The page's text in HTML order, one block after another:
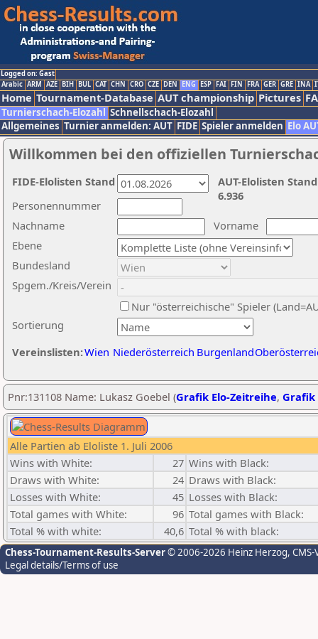
Logged on: Gast
Arabic ARM AZE BIH BUL CAT CHN CRO CZE DEN ENG ESP FAI FIN FRA GER GRE INA
Home Tournament-Database AUT championship Pictures
Turnierschach-Elozahl Schnellschach-Elozahl
Allgemeines Turnier anmelden: AUT FIDE Spieler anmelden Elo
Willkommen bei den offiziellen
Nachname
Vorname
Ebene
Sortierung
Personennummer
Bundesland
Spgem./Kreis/Verein
Nur "österreichische" Spieler
Vereinslisten:Wien Niederösterreich Burgenland
AUT-Elolisten
6.936
FIDE-Elolisten Stand
Pnr:131108 Name: Lukasz Goebel (Grafik Elo-Zeitreihe, Grafik
Alle Partien ab Eloliste 1. Juli 2006
Wins with White:
27 Wins with Black:
Draws with White:
24 Draws with Black:
Losses with White:
45 Losses with Black:
Total games with White:
96 Total games with Black:
Total % with white:
40,6 Total % with black:
Chess-Tournament-Results-Server© 2006-2026 Heinz Herzog,
Legal details/Terms of use